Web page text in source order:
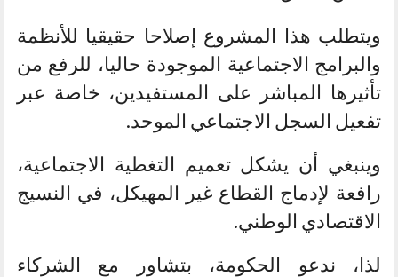
ويتطلب هذا المشروع إصلاحا حقيقيا للأنظمة
والبرامج الاجتماعية الموجودة حاليا، للرفع من
تأثيرها المباشر على المستفيدين، خاصة عبر
تفعيل السجل الاجتماعي الموحد.
وينبغي أن يشكل تعميم التغطية الاجتماعية،
رافعة لإدماج القطاع غير المهيكل، في النسيج
الاقتصادي الوطني.
لذا، ندعو الحكومة، بتشاور مع الشركاء